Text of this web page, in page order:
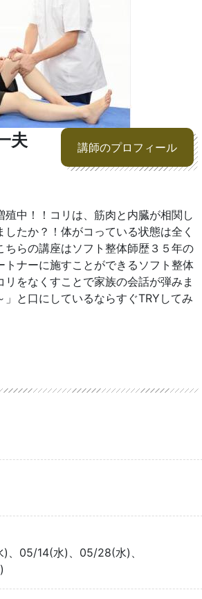
夫 講師のプロフィール
殖中！！コリは、筋肉と内臓が相関し
たか？！体がコっている状態は全く
ちらの講座はソフト整体師歴３５年の
トナーに施すことができるソフト整体
をなくすことで家族の会話が弾みま
」と口にしているならすぐTRYしてみ
05/14(水)、05/28(水)、